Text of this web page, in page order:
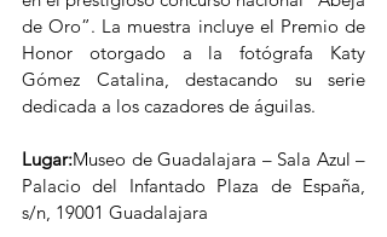
de Oro”. La muestra incluye el Premio de
Honor otorgado a la fotógrafa Katy
Gómez Catalina, destacando su serie
dedicada a los cazadores de águilas.
Lugar:Museo de Guadalajara – Sala Azul –
Palacio del Infantado Plaza de España,
s/n, 19001 Guadalajara